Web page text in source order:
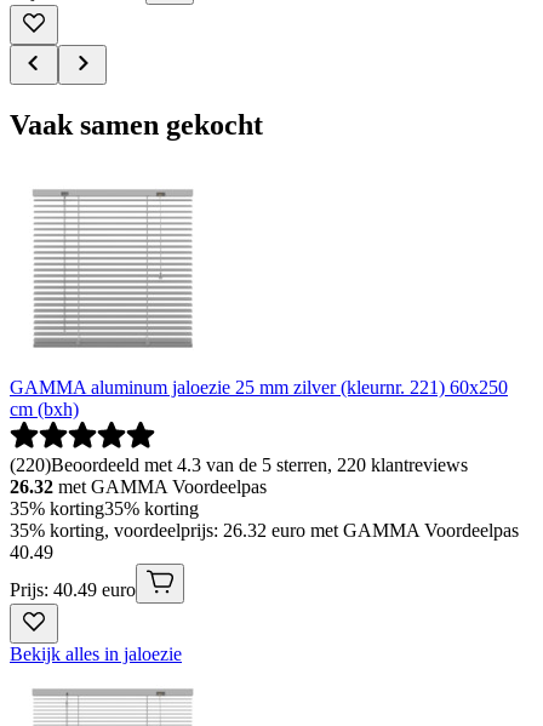
Vaak samen gekocht
GAMMA aluminum jaloezie 25 mm zilver (kleurnr. 221) 60x250
cm (bxh)
(220)Beoordeeld met 4.3 van de 5 sterren, 220 klantreviews
26.32 met GAMMA Voordeelpas
35% korting35% korting
35% korting, voordeelprijs: 26.32 euro met GAMMA Voordeelpas
40.49
Prijs: 40.49 euro
Bekijk alles in jaloezie